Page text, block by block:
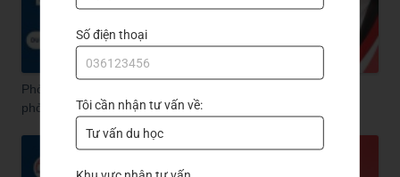
Phỏng vấn visa Đài Loan bằng tiếng gì? Bí quyết vượt qua
phỏng vấn visa
Số điện thoại
Tôi cần nhận tư vấn về: